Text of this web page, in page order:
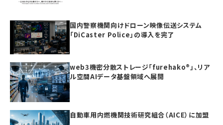
国内警察機関向けドローン映像伝送システム
「DiCaster Police」の導入を完了
web3機密分散ストレージ「furehako®」、リア
ル空間AIデータ基盤領域へ展開
自動車用内燃機関技術研究組合（AICE）に加盟